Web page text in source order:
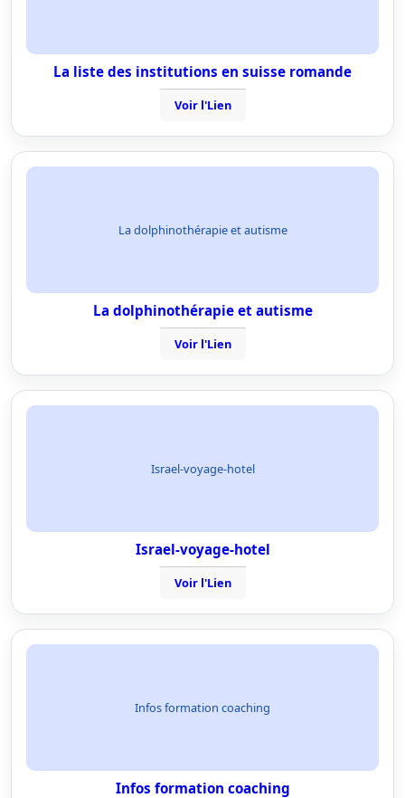
La liste des institutions en suisse romande
Voir l'Lien
La dolphinothérapie et autisme
La dolphinothérapie et autisme
Voir l'Lien
Israel-voyage-hotel
Israel-voyage-hotel
Voir l'Lien
Infos formation coaching
Infos formation coaching